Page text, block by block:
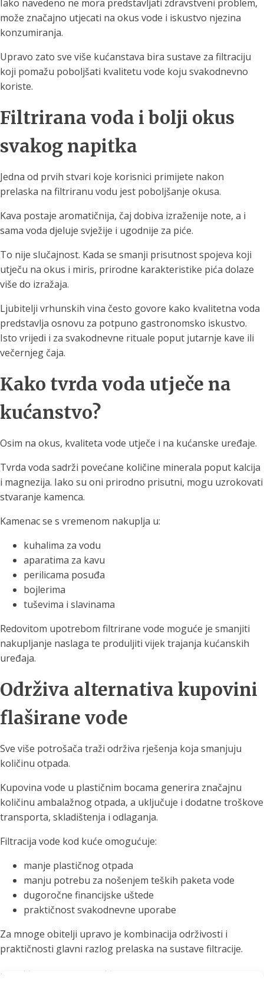
Iako navedeno ne mora predstavljati zdravstveni problem,
može značajno utjecati na okus vode i iskustvo njezina
konzumiranja.
Upravo zato sve više kućanstava bira sustave za filtraciju
koji pomažu poboljšati kvalitetu vode koju svakodnevno
koriste.
Filtrirana voda i bolji okus
svakog napitka
Jedna od prvih stvari koje korisnici primijete nakon
prelaska na filtriranu vodu jest poboljšanje okusa.
Kava postaje aromatičnija, čaj dobiva izraženije note, a i
sama voda djeluje svježije i ugodnije za piće.
To nije slučajnost. Kada se smanji prisutnost spojeva koji
utječu na okus i miris, prirodne karakteristike pića dolaze
više do izražaja.
Ljubitelji vrhunskih vina često govore kako kvalitetna voda
predstavlja osnovu za potpuno gastronomsko iskustvo.
Isto vrijedi i za svakodnevne rituale poput jutarnje kave ili
večernjeg čaja.
Kako tvrda voda utječe na
kućanstvo?
Osim na okus, kvaliteta vode utječe i na kućanske uređaje.
Tvrda voda sadrži povećane količine minerala poput kalcija
i magnezija. Iako su oni prirodno prisutni, mogu uzrokovati
stvaranje kamenca.
Kamenac se s vremenom nakuplja u:
kuhalima za vodu
aparatima za kavu
perilicama posuđa
bojlerima
tuševima i slavinama
Redovitom upotrebom filtrirane vode moguće je smanjiti
nakupljanje naslaga te produljiti vijek trajanja kućanskih
uređaja.
Održiva alternativa kupovini
flaširane vode
Sve više potrošača traži održiva rješenja koja smanjuju
količinu otpada.
Kupovina vode u plastičnim bocama generira značajnu
količinu ambalažnog otpada, a uključuje i dodatne troškove
transporta, skladištenja i odlaganja.
Filtracija vode kod kuće omogućuje:
manje plastičnog otpada
manju potrebu za nošenjem teških paketa vode
dugoročne financijske uštede
praktičnost svakodnevne uporabe
Za mnoge obitelji upravo je kombinacija održivosti i
praktičnosti glavni razlog prelaska na sustave filtracije.